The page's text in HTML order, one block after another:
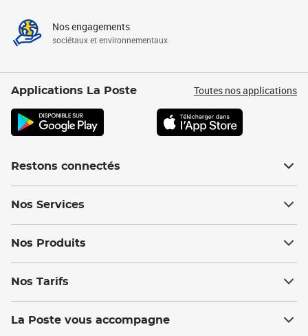
Nos engagements
sociétaux et environnementaux
Applications La Poste Toutes nos applications
Restons connectés
Nos Services
Nos Produits
Nos Tarifs
La Poste vous accompagne